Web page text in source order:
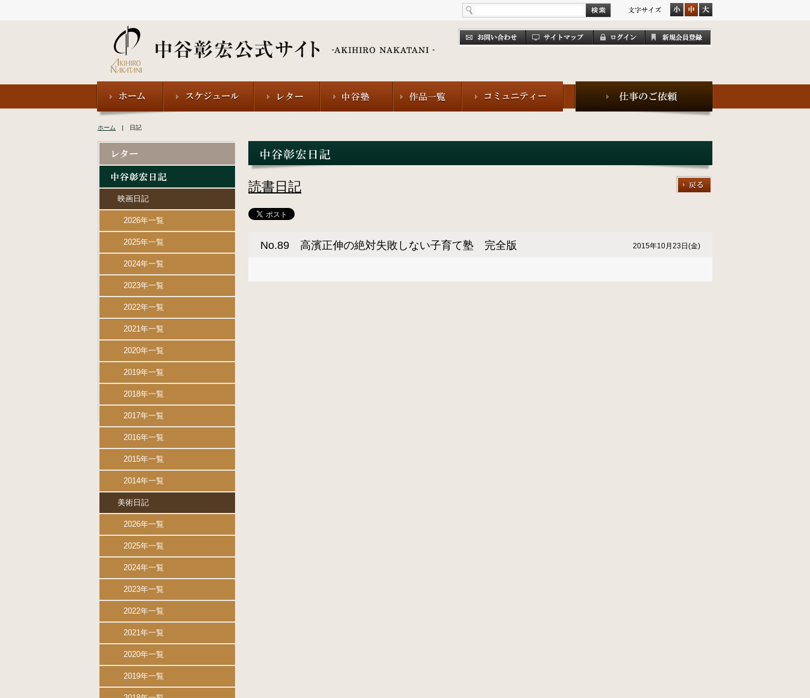
ホーム | 日記
読書日記
No.89 高濱正伸の絶対失敗しない子育て塾 完全版 2015年10月23日(金)
映画日記
2026年一覧
2025年一覧
2024年一覧
2023年一覧
2022年一覧
2021年一覧
2020年一覧
2019年一覧
2018年一覧
2017年一覧
2016年一覧
2015年一覧
2014年一覧
美術日記
2026年一覧
2025年一覧
2024年一覧
2023年一覧
2022年一覧
2021年一覧
2020年一覧
2019年一覧